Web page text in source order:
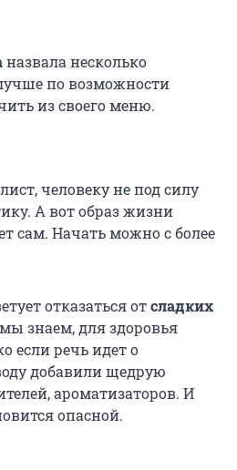
назвала несколько
по возможности
из своего меню.
человеку не под силу
А вот образ жизни
сам. Начать можно с более
отказаться отсладких
знаем, для здоровья
если речь идет о
добавили щедрую
ароматизаторов. И
опасной.